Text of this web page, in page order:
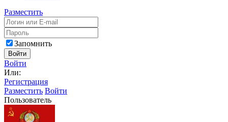
Разместить
Запомнить
Войти
Войти
Или:
Регистрация
Разместить Войти
Пользователь